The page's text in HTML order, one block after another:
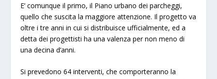
E’ comunque il primo, il Piano urbano dei parcheggi,
quello che suscita la maggiore attenzione. Il progetto va
oltre i tre anni in cui si distribuisce ufficialmente, ed a
detta dei progettisti ha una valenza per non meno di
una decina d’anni.
Si prevedono 64 interventi, che comporteranno la